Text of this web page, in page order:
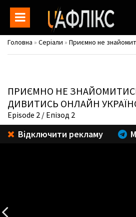
Головна » Серіали » Приємно не знайомитись /
ПРИЄМНО НЕ
ДИВИТИСЬ ОНЛАЙН
Episode 2 / Епізод 2
Відключити рекламу